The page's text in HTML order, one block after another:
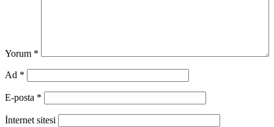
Yorum *
Ad *
E-posta *
İnternet sitesi